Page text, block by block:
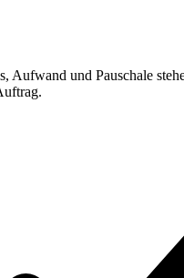
Aufwand und Pauschale